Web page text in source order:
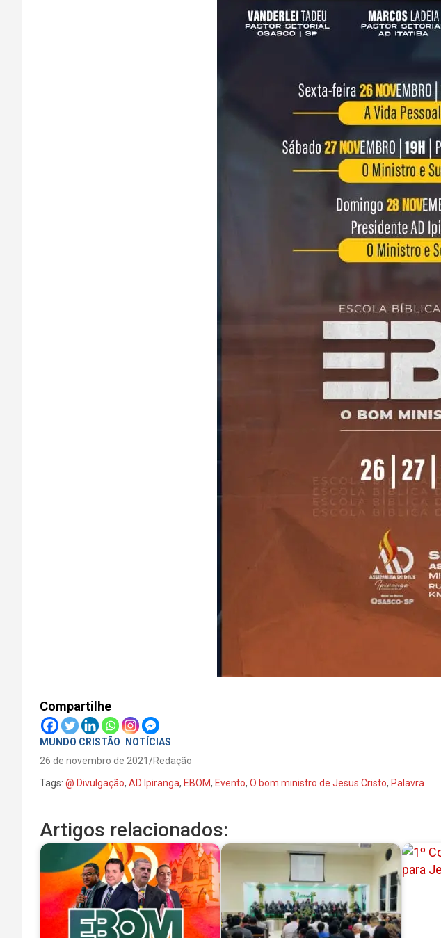
Compartilhe
MUNDO CRISTÃO
NOTÍCIAS
26 de novembro de 2021
Redação
Tags: @ Divulgação, AD Ipiranga, EBOM, Evento, O bom ministro de Jesus Cristo, Palavra
Artigos relacionados: